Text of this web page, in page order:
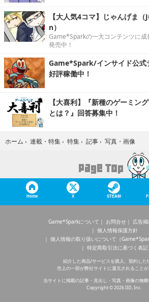
【大人気4コマ】じゃんげま
n）
Game*Sparkの一大コンテンツに
発売中！
Game*Spark/インサイド公式
好評稼働中！
【大喜利】『新種のゲーミン
とは？』回答募集中！
ホーム › 連載・特集 › 特集 › 記事 › 写真・画像
Home X STEAM
Game*Sparkについて お問合せ 広告掲
個人情報保護方針
個人情報の取り扱いについて（
特定商取引法に基づく表記
紹介した商品/サービスを購入、契約した
売上の一部が弊社サイトに還元されることが
当サイトに掲載の記事・見出し・写真・画像の無断
Copyright © 2026 IID, Inc.